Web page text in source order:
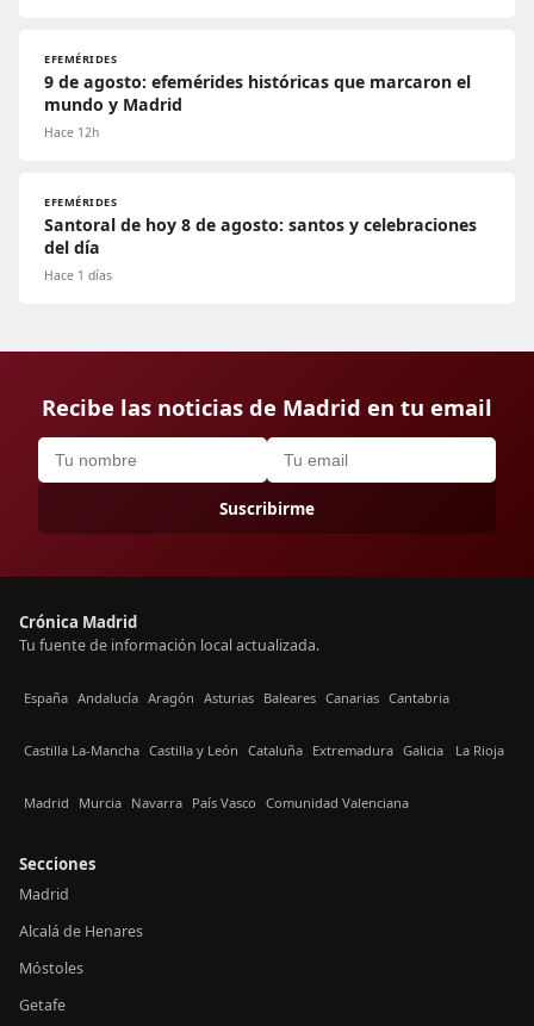
EFEMÉRIDES
9 de agosto: efemérides históricas que marcaron el
mundo y Madrid
Hace 12h
EFEMÉRIDES
Santoral de hoy 8 de agosto: santos y celebraciones
del día
Hace 1 días
Recibe las noticias de Madrid en tu email
Suscribirme
Crónica Madrid
Tu fuente de información local actualizada.
España Andalucía Aragón Asturias Baleares Canarias Cantabria
Castilla La-Mancha Castilla y León Cataluña Extremadura Galicia La Rioja
Madrid Murcia Navarra País Vasco Comunidad Valenciana
Secciones
Madrid
Alcalá de Henares
Móstoles
Getafe